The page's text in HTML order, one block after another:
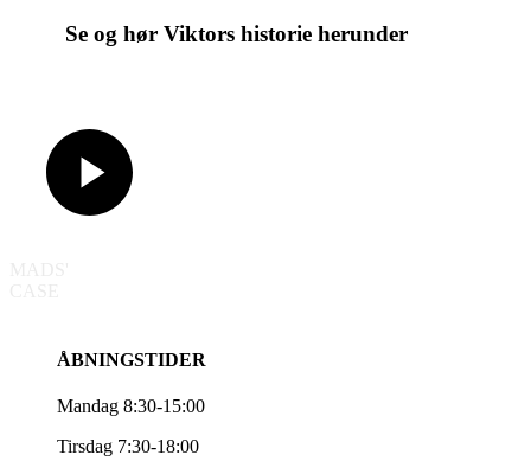
Se og hør Viktors historie herunder
ÅBNINGSTIDER
Mandag 8:30-15:00
Tirsdag 7:30-18:00